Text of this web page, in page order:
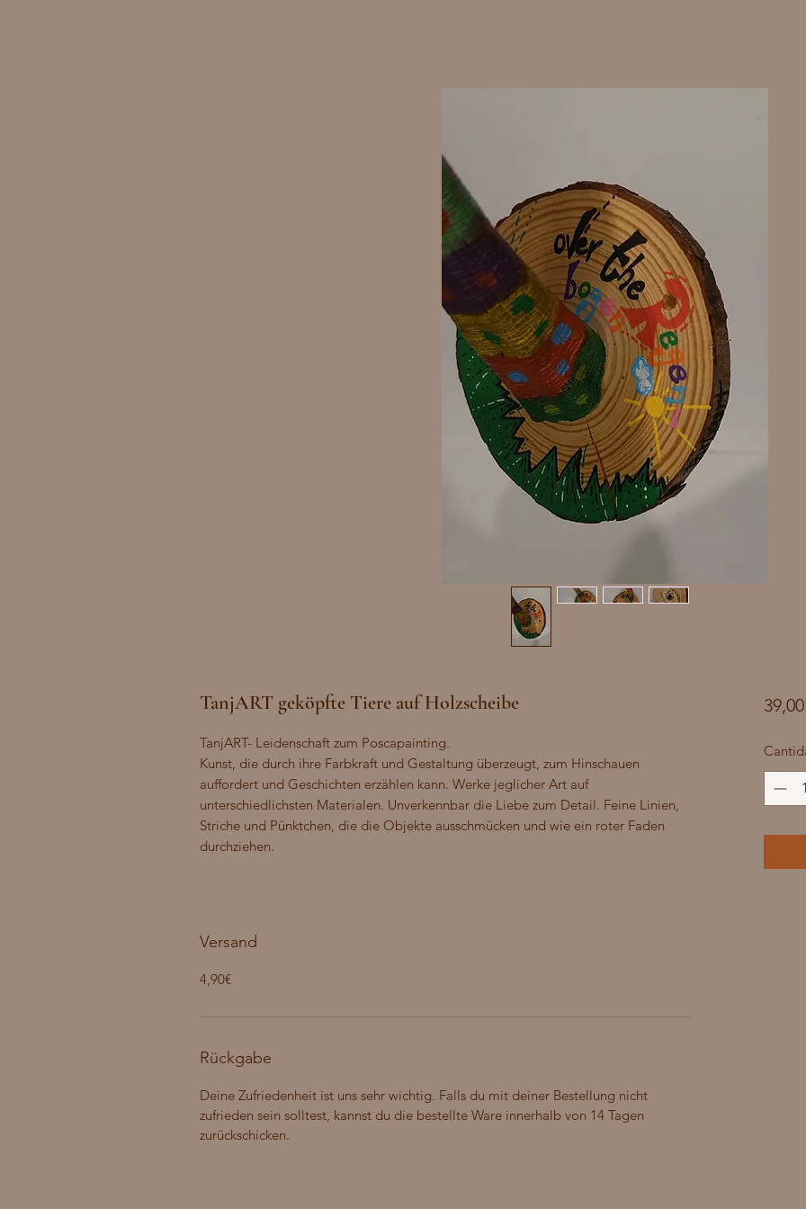
TanjART geköpfte Tiere auf Holzscheibe
TanjART- Leidenschaft zum Poscapainting.
Kunst, die durch ihre Farbkraft und Gestaltung überzeugt, zum Hinschauen
auffordert und Geschichten erzählen kann. Werke jeglicher Art auf
unterschiedlichsten Materialen. Unverkennbar die Liebe zum Detail. Feine Linien,
Striche und Pünktchen, die die Objekte ausschmücken und wie ein roter Faden
durchziehen.
Versand
4,90€
Rückgabe
Deine Zufriedenheit ist uns sehr wichtig. Falls du mit deiner Bestellung nicht
zufrieden sein solltest, kannst du die bestellte Ware innerhalb von 14 Tagen
zurückschicken.